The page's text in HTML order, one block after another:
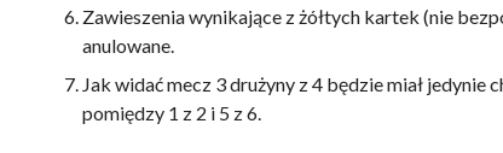
Zawieszenia wynikające z żółtych kartek (nie
anulowane.
Jak widać mecz 3 drużyny z 4 będzie miał
pomiędzy 1 z 2 i 5 z 6.